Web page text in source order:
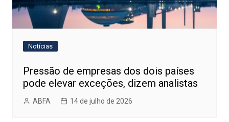
Notícias
Pressão de empresas dos dois países
pode elevar exceções, dizem analistas
ABFA 14 de julho de 2026